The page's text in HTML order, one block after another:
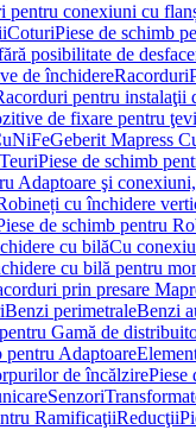
pentru conexiuni cu
CoturiPiese de schimb
posibilitate de
de închidereRacorduri
pentru instalaţii
de fixare pentru ţevi
Geberit Mapress
TeuriPiese de schimb
Adaptoare şi
cu închidere
de schimb pentru
cu bilăCu
cu bilă pentru
prin presare
Benzi perimetraleBenzi
Gamă de
pentru Adaptoare
de încălzirePiese
Senzori
RamificaţiiReducţii